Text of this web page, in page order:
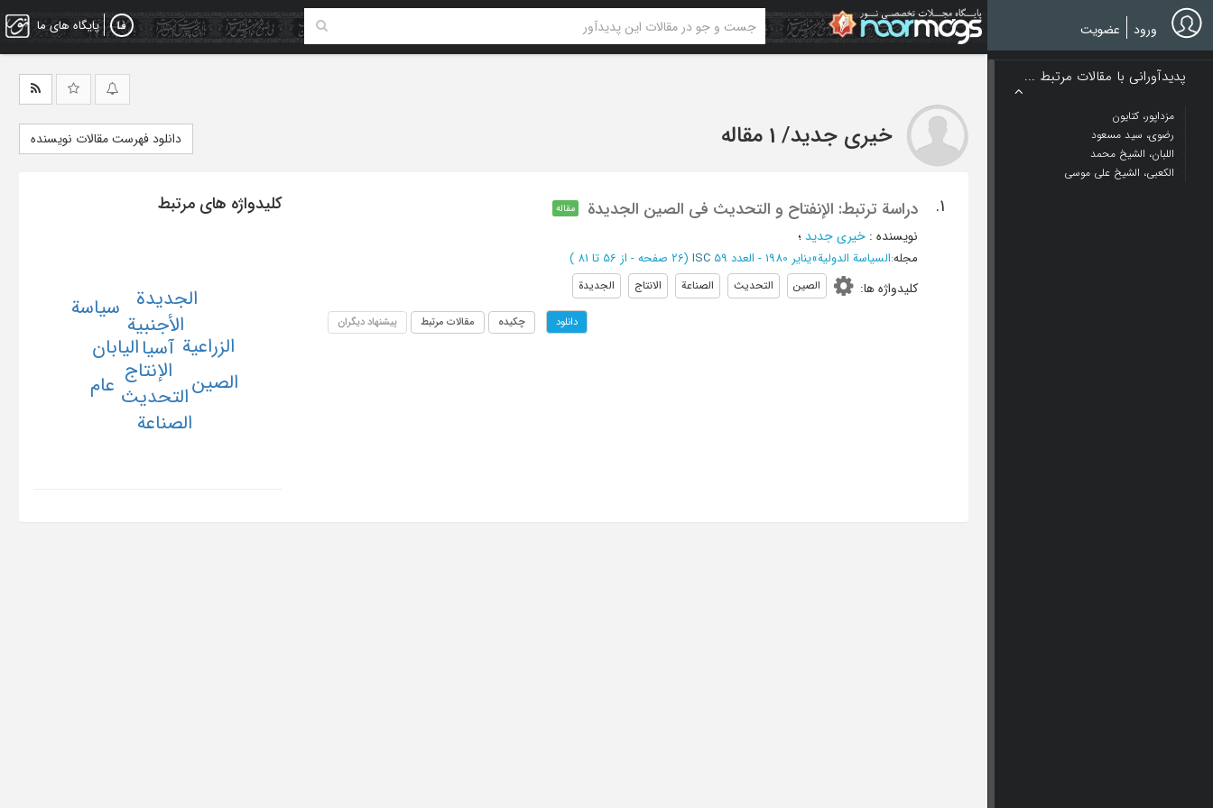
Skip
to
main
پایگاه های ما ورود عضویت
پدیدآورانی با مقالات مرتبط ...
مزداپور، کتایون
رضوی، سید مسعود
اللبان، الشیخ محمد
الکعبی، الشیخ علی موسی
خیری جدید/ 1 مقاله دانلود فهرست مقالات نویسنده
1. دراسة ترتبط: الإنفتاح و التحدیث فی الصین الجدیدة مقاله
نویسنده : خیری جدید ؛
مجله:السیاسة الدولیة»ینایر 1980 - العدد 59 ISC (‎26 صفحه - از 56 تا 81 )
کلیدواژه ها: الصین التحدیث الصناعة الانتاج الجدیدة
دانلود چکیده مقالات مرتبط پیشنهاد دیگران
کلیدواژه های مرتبط
آسیا
الأجنبیة
الإنتاج
التحدیث
الجدیدة
الزراعیة
الصناعة
الصین
الیابان
سیاسة
عام